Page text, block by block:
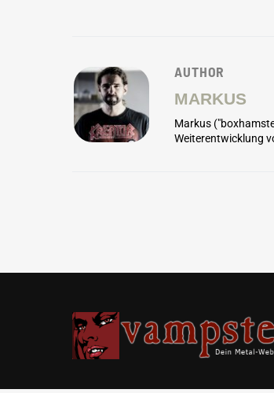
AUTHOR
MARKUS
Markus
Weiterentwicklung